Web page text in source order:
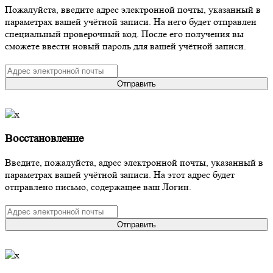
Пожалуйста, введите адрес электронной почты, указанный в
параметрах вашей учётной записи. На него будет отправлен
специальный проверочный код. После его получения вы
сможете ввести новый пароль для вашей учётной записи.
Отправить
Восстановление
Введите, пожалуйста, адрес электронной почты, указанный в
параметрах вашей учётной записи. На этот адрес будет
отправлено письмо, содержащее ваш Логин.
Отправить